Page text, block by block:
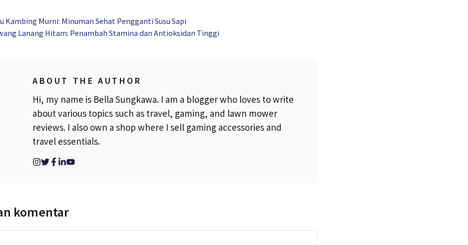
Kambing Murni: Minuman Sehat Pengganti Susu Sapi
Lanang Hitam: Penambah Stamina dan Antioksidan Tinggi
ABOUT THE AUTHOR
Hi, my name is Bella Sungkawa. I am a blogger who loves to write
about various topics such as travel, gaming, and lawn mower
reviews. I also own a shop where I sell gaming accessories and
travel essentials.
komentar